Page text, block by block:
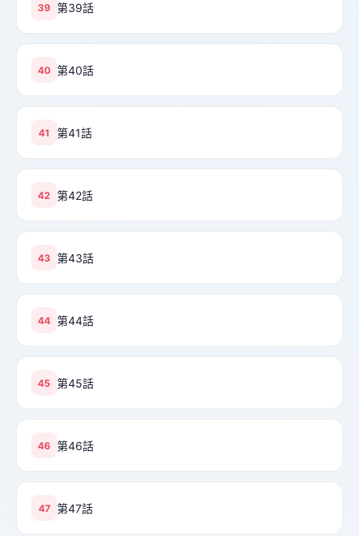
39 第39話
40 第40話
41 第41話
42 第42話
43 第43話
44 第44話
45 第45話
46 第46話
47 第47話